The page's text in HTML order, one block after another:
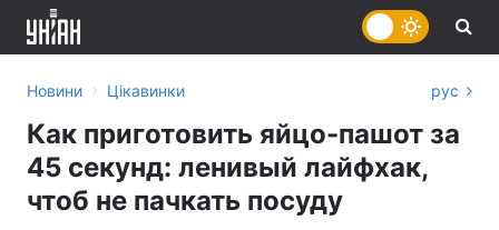
Новини › Цікавинки рус
Как приготовить яйцо-пашот за
45 секунд: ленивый лайфхак,
чтоб не пачкать посуду